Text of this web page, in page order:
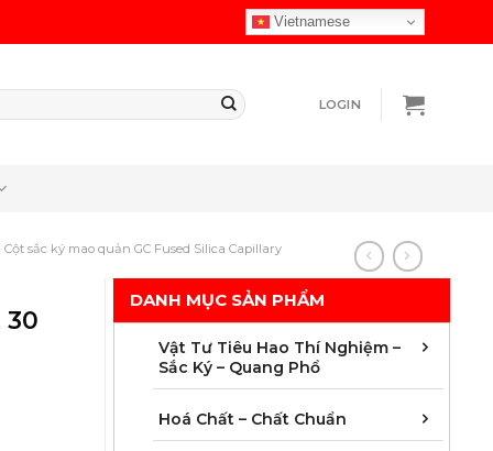
Vietnamese
LOGIN
Cột sắc ký mao quản GC Fused Silica Capillary
DANH MỤC SẢN PHẨM
Vật Tư Tiêu Hao Thí Nghiệm –
Sắc Ký – Quang Phổ
Hoá Chất – Chất Chuẩn
30